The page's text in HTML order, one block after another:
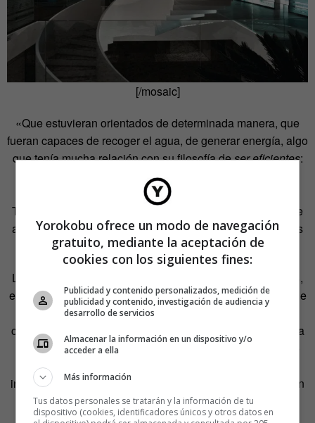
[/mosaic]
«Que estuvieran orientados de determinada manera, que
fueran capaces de recoger el agua, de generar energía, algo
que tenía mucha relación con su filosofía deser eficientes:
en costes, en procesos, en edificios, en el día a día del
trabajo». Y mucha naturaleza. Tanta que el Parque
Tecnológico Actiu se ha convertido también en un lugar de
acogida de árboles centenarios, participando en proyectos
de reforestación.
Las obras comienzan en el 2004 y se inaugura en el 2008,
en plena crisis económica. Empresas que cierran, otras que
se llevan la producción fuera del país buscando ahorrar
costes… Creaciones Berbegal apuesta por su tierra y toma
dos decisiones importantes que suponen un gran cambio
internacionalizarse mucho más y diversificar su producción
en distintos sectores.
Yorokobu ofrece un modo de navegación
gratuito, mediante la aceptación de
cookies con los siguientes fines:
Publicidad y contenido personalizados, medición de
publicidad y contenido, investigación de audiencia y
desarrollo de servicios
Almacenar la información en un dispositivo y/o
acceder a ella
Más información
Tus datos personales se tratarán y la información de tu
dispositivo (cookies, identificadores únicos y otros datos en